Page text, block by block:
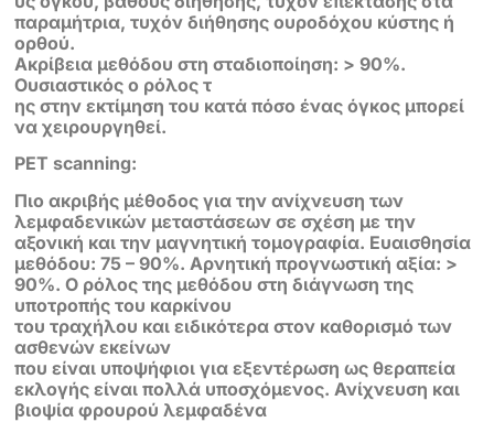
παραμήτρια, τυχόν διήθησης ουροδόχου κύστης ή
ορθού.
Ακρίβεια μεθόδου στη σταδιοποίηση: > 90%.
Ουσιαστικός ο ρόλος τ
ης στην εκτίμηση του κατά πόσο ένας όγκος μπορεί
να χειρουργηθεί.
PET scanning:
Πιο ακριβής μέθοδος για την ανίχνευση των
λεμφαδενικών μεταστάσεων σε σχέση με την
αξονική και την μαγνητική τομογραφία. Ευαισθησία
μεθόδου: 75 – 90%. Αρνητική προγνωστική αξία: >
90%. Ο ρόλος της μεθόδου στη διάγνωση της
υποτροπής του καρκίνου
του τραχήλου και ειδικότερα στον καθορισμό των
ασθενών εκείνων
που είναι υποψήφιοι για εξεντέρωση ως θεραπεία
εκλογής είναι πολλά υποσχόμενος. Ανίχνευση και
βιοψία φρουρού λεμφαδένα